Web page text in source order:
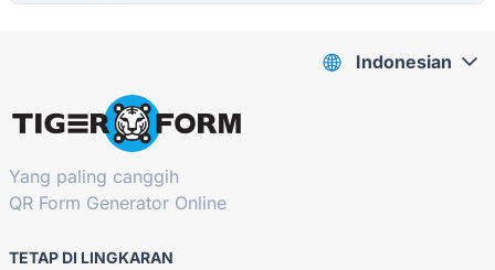
Yang paling canggih
QR Form Generator Online
TETAP DI LINGKARAN
Indonesian